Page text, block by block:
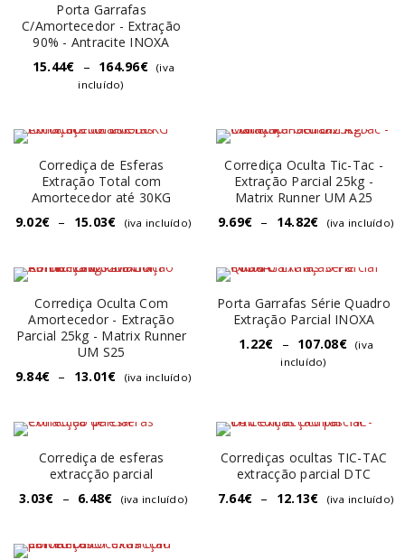
Porta Garrafas
C/Amortecedor - Extração
90% - Antracite INOXA
15.44€ – 164.96€
(iva
incluído)
Corrediça de Esferas
Extração Total com
Amortecedor até 30KG
9.02€ – 15.03€ (iva incluído)
Corrediça Oculta Tic-Tac -
Extração Parcial 25kg -
Matrix Runner UM A25
9.69€ – 14.82€ (iva incluído)
Corrediça Oculta Com
Amortecedor - Extração
Parcial 25kg - Matrix Runner
UM S25
9.84€ – 13.01€ (iva incluído)
Porta Garrafas Série Quadro
Extração Parcial INOXA
1.22€ – 107.08€
(iva
incluído)
Corrediça de esferas
extracção parcial
3.03€ – 6.48€ (iva incluído)
Corrediças ocultas TIC-TAC
extracção parcial DTC
7.64€ – 12.13€ (iva incluído)